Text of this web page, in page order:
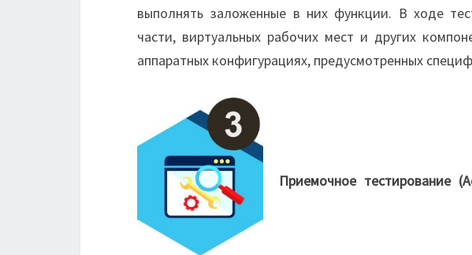
выполнять заложенные в них функции. В ходе
части, виртуальных рабочих мест и других
аппаратных конфигурациях, предусмотренных
Приемочное тестирование